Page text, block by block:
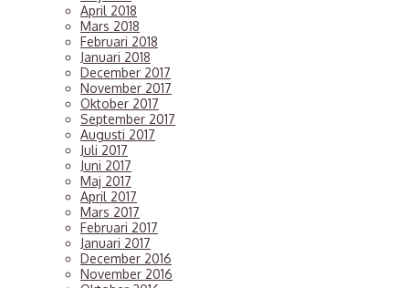
April 2018
Mars 2018
Februari 2018
Januari 2018
December 2017
November 2017
Oktober 2017
September 2017
Augusti 2017
Juli 2017
Juni 2017
Maj 2017
April 2017
Mars 2017
Februari 2017
Januari 2017
December 2016
November 2016